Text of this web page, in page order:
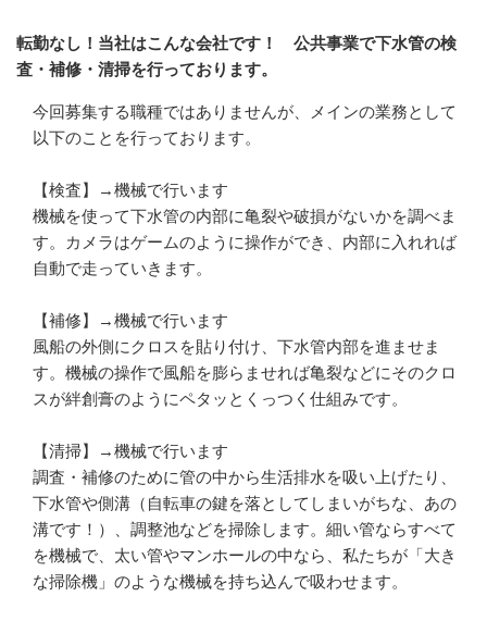
転勤なし！当社はこんな会社です！ 公共事業で下水管の検
査・補修・清掃を行っております。
今回募集する職種ではありませんが、メインの業務として
以下のことを行っております。
【検査】→機械で行います
機械を使って下水管の内部に亀裂や破損がないかを調べま
す。カメラはゲームのように操作ができ、内部に入れれば
自動で走っていきます。
【補修】→機械で行います
風船の外側にクロスを貼り付け、下水管内部を進ませま
す。機械の操作で風船を膨らませれば亀裂などにそのクロ
スが絆創膏のようにペタッとくっつく仕組みです。
【清掃】→機械で行います
調査・補修のために管の中から生活排水を吸い上げたり、
下水管や側溝（自転車の鍵を落としてしまいがちな、あの
溝です！）、調整池などを掃除します。細い管ならすべて
を機械で、太い管やマンホールの中なら、私たちが「大き
な掃除機」のような機械を持ち込んで吸わせます。